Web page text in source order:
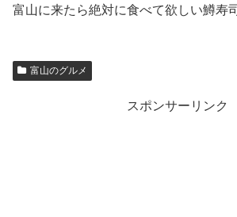
富山に来たら絶対に食べて欲しい鱒寿
富山のグルメ
スポンサーリンク